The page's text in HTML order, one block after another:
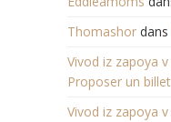
Thomashor dans
Vivod iz zapoya
Proposer un billet
Vivod iz zapoya